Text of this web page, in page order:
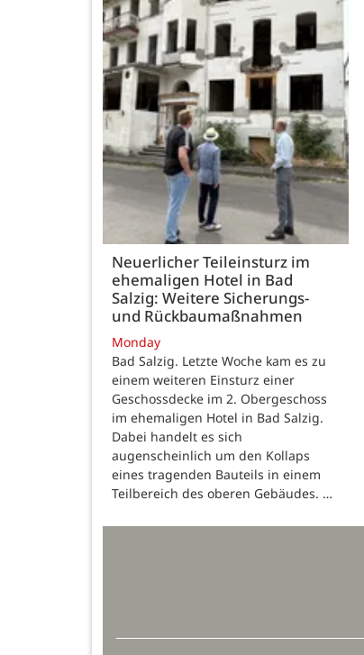
Neuerlicher Teileinsturz im
ehemaligen Hotel in Bad
Salzig: Weitere Sicherungs-
und Rückbaumaßnahmen
Monday
Bad Salzig. Letzte Woche kam es zu
einem weiteren Einsturz einer
Geschossdecke im 2. Obergeschoss
im ehemaligen Hotel in Bad Salzig.
Dabei handelt es sich
augenscheinlich um den Kollaps
eines tragenden Bauteils in einem
Teilbereich des oberen Gebäudes. …